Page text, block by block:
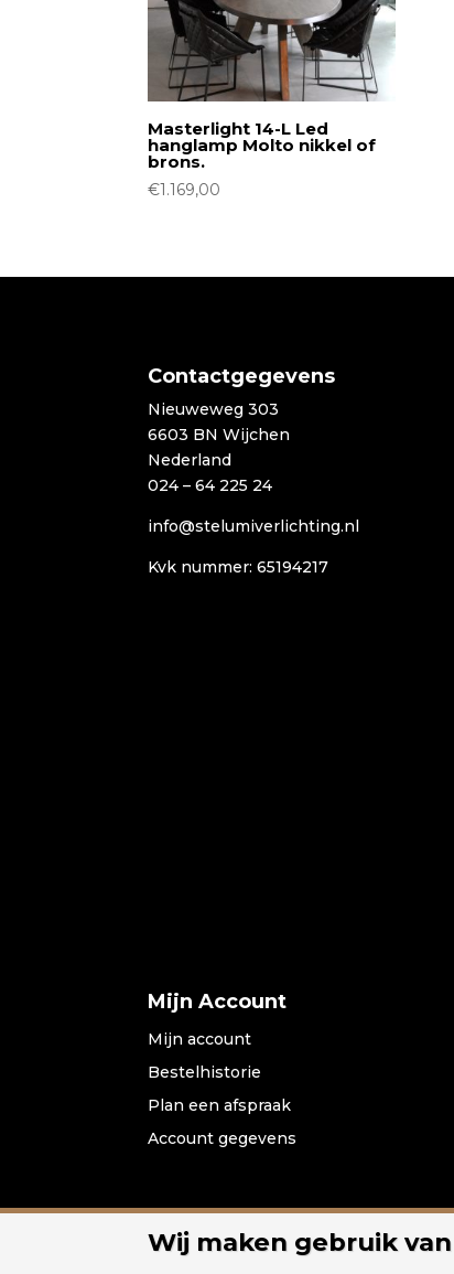
Masterlight 14-L Led
hanglamp Molto nikkel of
brons.
€1.169,00
Contactgegevens
Nieuweweg 303
6603 BN Wijchen
Nederland
024 – 64 225 24
info@stelumiverlichting.nl
Kvk nummer: 65194217
Mijn Account
Mijn account
Bestelhistorie
Plan een afspraak
Account gegevens
Wij maken gebruik